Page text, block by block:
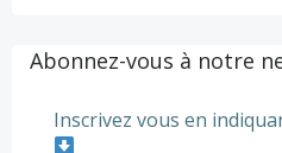
Abonnez-vous à notre
Inscrivez vous en